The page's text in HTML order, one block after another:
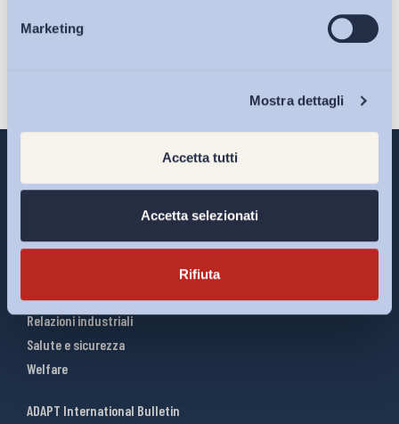
Marketing
Mostra dettagli
Accetta tutti
Accetta selezionati
Rifiuta
Eventi
Infografiche
Mercato del lavoro
Relazioni industriali
Salute e sicurezza
Welfare
ADAPT International Bulletin